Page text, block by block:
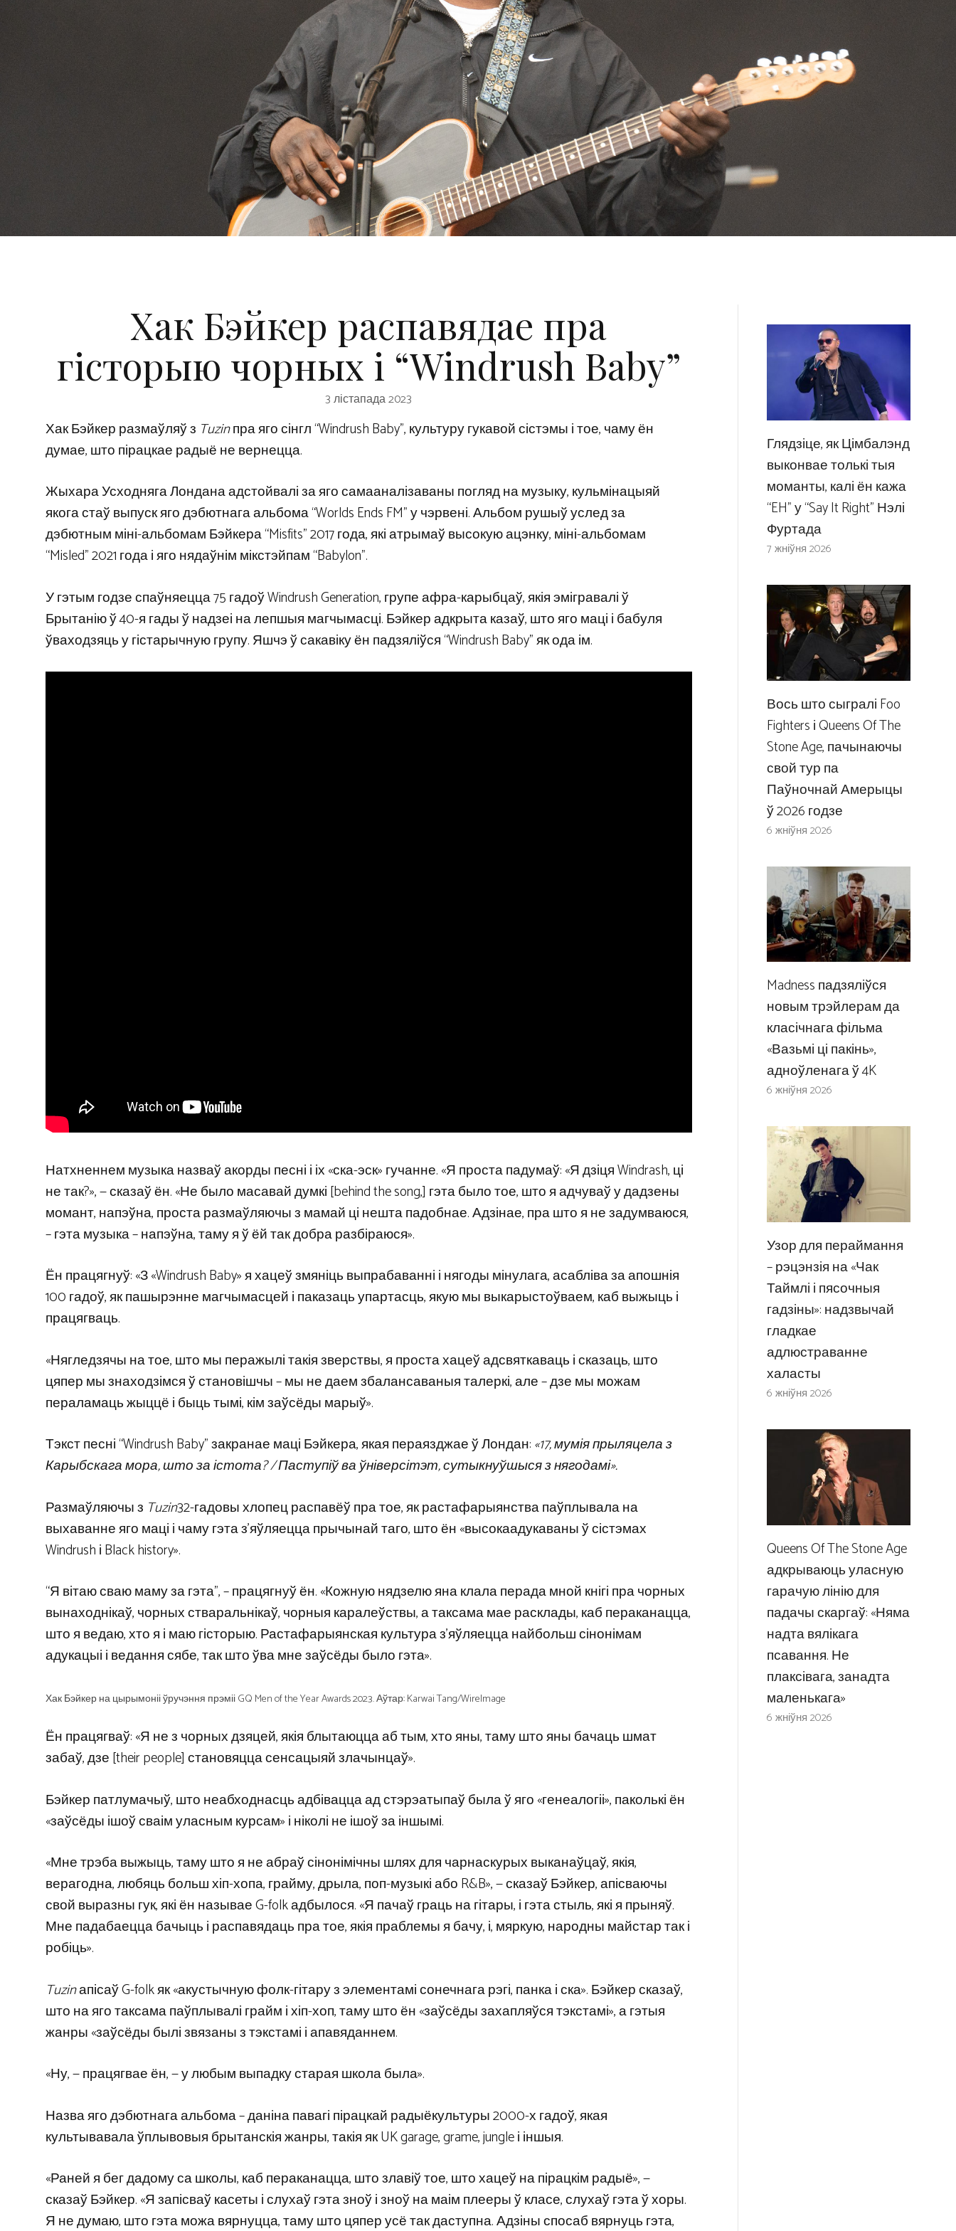
Хак Бэйкер распавядае пра
гісторыю чорных і “Windrush Baby”
3 лістапада 2023
Хак Бэйкер размаўляў з Tuzinпра яго сінгл “Windrush Baby”, культуру гукавой сістэмы і тое, чаму ён
думае, што пірацкае радыё не вернецца.
Жыхара Усходняга Лондана адстойвалі за яго самааналізаваны погляд на музыку, кульмінацыяй
якога стаў выпуск яго дэбютнага альбома “Worlds Ends FM” у чэрвені. Альбом рушыў услед за
дэбютным міні-альбомам Бэйкера “Misfits” 2017 года, які атрымаў высокую ацэнку, міні-альбомам
“Misled” 2021 года і яго нядаўнім мікстэйпам “Babylon”.
У гэтым годзе спаўняецца 75 гадоў Windrush Generation, групе афра-карыбцаў, якія эмігравалі ў
Брытанію ў 40-я гады ў надзеі на лепшыя магчымасці. Бэйкер адкрыта казаў, што яго маці і бабуля
ўваходзяць у гістарычную групу. Яшчэ ў сакавіку ён падзяліўся “Windrush Baby” як ода ім.
Натхненнем музыка назваў акорды песні і іх «ска-эск» гучанне. «Я проста падумаў: «Я дзіця Windrash, ці
не так?», — сказаў ён. «Не было масавай думкі [behind the song,] гэта было тое, што я адчуваў у дадзены
момант, напэўна, проста размаўляючы з мамай ці нешта падобнае. Адзінае, пра што я не задумваюся,
– гэта музыка – напэўна, таму я ў ёй так добра разбіраюся».
Ён працягнуў: «З «Windrush Baby» я хацеў змяніць выпрабаванні і нягоды мінулага, асабліва за апошнія
100 гадоў, як пашырэнне магчымасцей і паказаць упартасць, якую мы выкарыстоўваем, каб выжыць і
працягваць.
«Нягледзячы на ​​тое, што мы перажылі такія зверствы, я проста хацеў адсвяткаваць і сказаць, што
цяпер мы знаходзімся ў становішчы – мы не даем збалансаваныя талеркі, але – дзе мы можам
пераламаць жыццё і быць тымі, кім заўсёды марыў».
Тэкст песні “Windrush Baby” закранае маці Бэйкера, якая пераязджае ў Лондан:«17, мумія прыляцела з
Карыбскага мора, што за істота? / Паступіў ва ўніверсітэт, сутыкнуўшыся з нягодамі».
Размаўляючы з Tuzin32-гадовы хлопец распавёў пра тое, як растафарыянства паўплывала на
выхаванне яго маці і чаму гэта з’яўляецца прычынай таго, што ён «высокаадукаваны ў сістэмах
Windrush і Black history».
“Я вітаю сваю маму за гэта”, – працягнуў ён. «Кожную нядзелю яна клала перада мной кнігі пра чорных
вынаходнікаў, чорных стваральнікаў, чорныя каралеўствы, а таксама мае расклады, каб пераканацца,
што я ведаю, хто я і маю гісторыю. Растафарыянская культура з’яўляецца найбольш сінонімам
адукацыі і ведання сябе, так што ўва мне заўсёды было гэта».
Хак Бэйкер на цырымоніі ўручэння прэміі GQ Men of the Year Awards 2023. Аўтар: Karwai Tang/WireImage
Ён працягваў: «Я не з чорных дзяцей, якія блытаюцца аб тым, хто яны, таму што яны бачаць шмат
забаў, дзе [their people] становяцца сенсацыяй злачынцаў».
Бэйкер патлумачыў, што неабходнасць адбівацца ад стэрэатыпаў была ў яго «генеалогіі», паколькі ён
«заўсёды ішоў сваім уласным курсам» і ніколі не ішоў за іншымі.
«Мне трэба выжыць, таму што я не абраў сінонімічны шлях для чарнаскурых выканаўцаў, якія,
верагодна, любяць больш хіп-хопа, грайму, дрыла, поп-музыкі або R&B», — сказаў Бэйкер, апісваючы
свой выразны гук, які ён называе G-folk адбылося. «Я пачаў граць на гітары, і гэта стыль, які я прыняў.
Мне падабаецца бачыць і распавядаць пра тое, якія праблемы я бачу, і, мяркую, народны майстар так і
робіць».
Tuzinапісаў G-folk як «акустычную фолк-гітару з элементамі сонечнага рэгі, панка і ска». Бэйкер сказаў,
што на яго таксама паўплывалі грайм і хіп-хоп, таму што ён «заўсёды захапляўся тэкстамі», а гэтыя
жанры «заўсёды былі звязаны з тэкстамі і апавяданнем.
«Ну, — працягвае ён, — у любым выпадку старая школа была».
Назва яго дэбютнага альбома – даніна павагі пірацкай радыёкультуры 2000-х гадоў, якая
культывавала ўплывовыя брытанскія жанры, такія як UK garage, grame, jungle і іншыя.
«Раней я бег дадому са школы, каб пераканацца, што злавіў тое, што хацеў на пірацкім радыё», —
сказаў Бэйкер. «Я запісваў касеты і слухаў гэта зноў і зноў на маім плееры ў класе, слухаў гэта ў хоры.
Я не думаю, што гэта можа вярнуцца, таму што цяпер усё так даступна. Адзіны спосаб вярнуць гэта,
Глядзіце, як Цімбалэнд
выконвае толькі тыя
моманты, калі ён кажа
“EH” у “Say It Right” Нэлі
Фуртада
7 жніўня 2026
Вось што сыгралі Foo
Fighters і Queens Of The
Stone Age, пачынаючы
свой тур па
Паўночнай Амерыцы
ў 2026 годзе
6 жніўня 2026
Madness падзяліўся
новым трэйлерам да
класічнага фільма
«Вазьмі ці пакінь»,
адноўленага ў 4K
6 жніўня 2026
Узор для пераймання
– рэцэнзія на «Чак
Таймлі і пясочныя
гадзіны»: надзвычай
гладкае
адлюстраванне
халасты
6 жніўня 2026
Queens Of The Stone Age
адкрываюць уласную
гарачую лінію для
падачы скаргаў: «Няма
надта вялікага
псавання. Не
плаксівага, занадта
маленькага»
6 жніўня 2026